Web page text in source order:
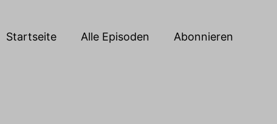
Startseite Alle Episoden Abonnieren